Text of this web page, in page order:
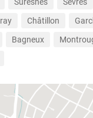
Châtillon
Bagneux